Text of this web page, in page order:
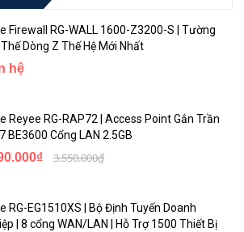
Firewall RG-WALL 1600-Z3200-S | Tường
Dòng Z Thế Hệ Mới Nhất
hệ
Reyee RG-RAP72 | Access Point Gắn Trần
BE3600 Cổng LAN 2.5GB
3.550.000₫
RG-EG1510XS | Bộ Định Tuyến Doanh
| 8 cổng WAN/LAN | Hỗ Trợ 1500 Thiết Bị